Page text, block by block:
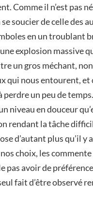
Comme il n’est pas
soucier de celle des
en un troublant
explosion massive
un gros méchant,
qui nous entourent, et
un peu de
niveau en douceur
rendant la tâche
d’autant plus qu’il y
choix, les
pas avoir de
fait d’être observé